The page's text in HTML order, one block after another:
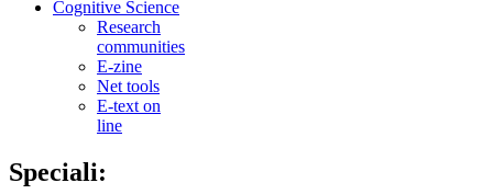
Cognitive Science
Research
communities
E-zine
Net tools
E-text on
line
Speciali: